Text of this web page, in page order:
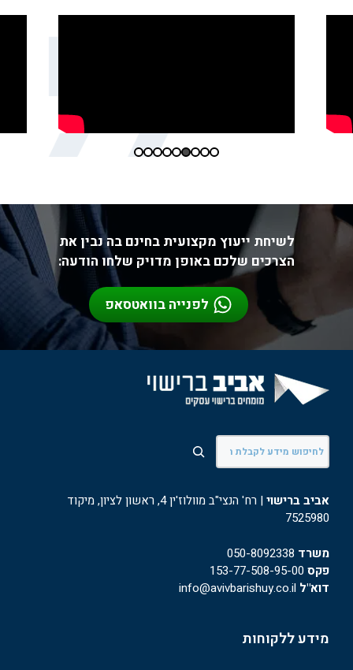
לשיחת ייעוץ מקצועית בחינם בה נבין את
הצרכים שלכם באופן מדויק שלחו הודעה:
לפנייה בוואטסאפ
חיפוש
אביב ברישוי
| רח' הנצי"ב מוולוז'ין 4, ראשון לציון, מיקוד
7525980
משרד 050-8092338
פקס
דוא"ל
מידע ללקוחות